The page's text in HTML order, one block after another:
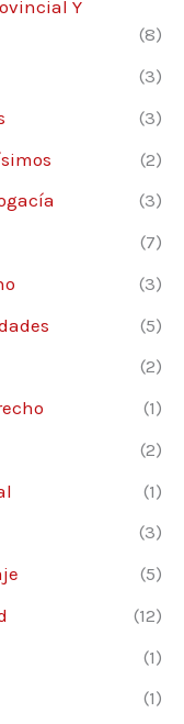
Y
(8)
(3)
(3)
(2)
(3)
(7)
(3)
(5)
(2)
(1)
(2)
(1)
(3)
(5)
(12)
(1)
(1)